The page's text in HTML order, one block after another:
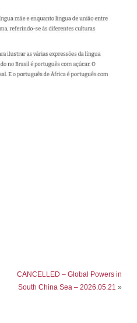
CANCELLED – Global Powers in
South China Sea – 2026.05.21 »